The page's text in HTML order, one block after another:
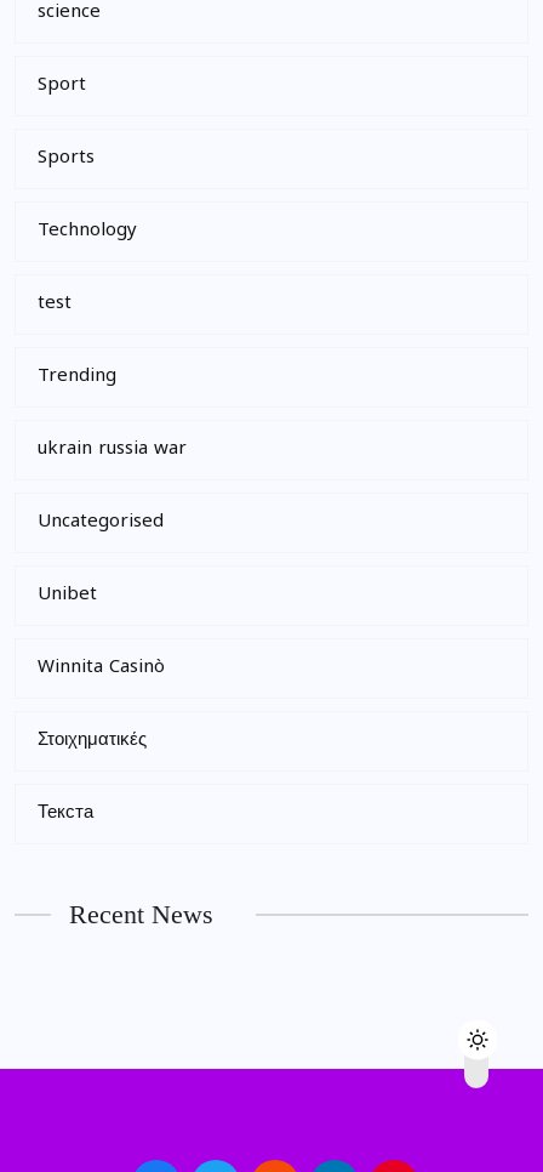
science
Sport
Sports
Technology
test
Trending
ukrain russia war
Uncategorised
Unibet
Winnita Casinò
Στοιχηματικές
Текста
Recent News